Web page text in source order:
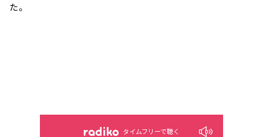
た。
タイムフリーで聴く